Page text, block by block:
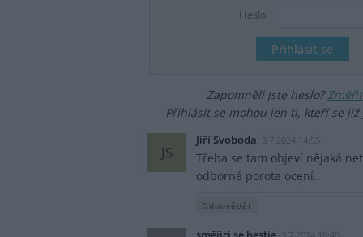
Heslo
Zapomněli jste heslo?
Přihlásit se mohou jen ti, kteří se již
JS
Jiří Svoboda 3.7.2024 14:55
Třeba se tam objeví nějaká
odborná porota ocení.
Odpovědět